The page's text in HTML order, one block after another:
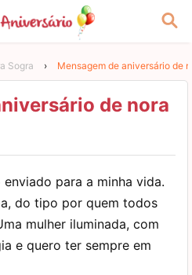
Sogra › Mensagem de aniversário de
de nora
para a minha vida.
do tipo por quem todos
mulher iluminada, com
e quero ter sempre em